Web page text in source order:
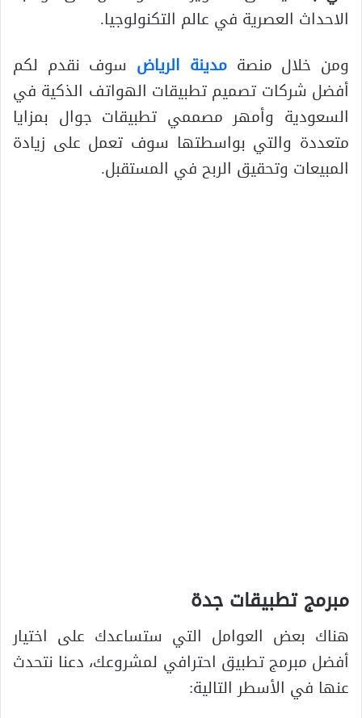
الاحداث العصرية في عالم التكنولوجيا.
ومن خلال منصةمدينة الرياض سوف نقدم لكم
أفضل شركات تصميم تطبيقات الهواتف الذكية في
السعودية وأمهر مصممي تطبيقات جوال بمزايا
متعددة والتي بواسطتها سوف تعمل على زيادة
المبيعات وتحقيق الربح في المستقبل.
مبرمج تطبيقات جدة
هناك بعض العوامل التي ستساعدك على اختيار
أفضل مبرمج تطبيق احترافي لمشروعك، دعنا نتحدث
عنها في الأسطر التالية: